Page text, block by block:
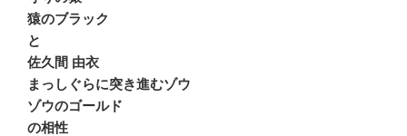
猿のブラック
と
佐久間 由衣
まっしぐらに突き進むゾウ
ゾウのゴールド
の相性